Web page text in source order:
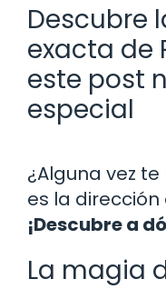
Descubre
exacta de
este post
especial
¿Alguna vez
es la dirección
¡Descubre a
La magia